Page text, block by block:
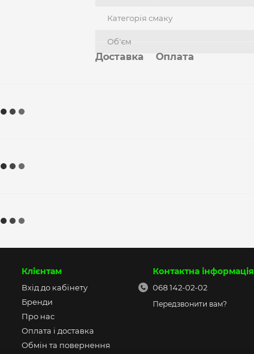
Категорія смаку
Об'єм
Доставка Оплата
Клієнтам
Вхід до кабінету
Бренди
Про нас
Оплата і доставка
Обмін та повернення
Контактна інформація
068 142-02-02
Передзвонити вам?